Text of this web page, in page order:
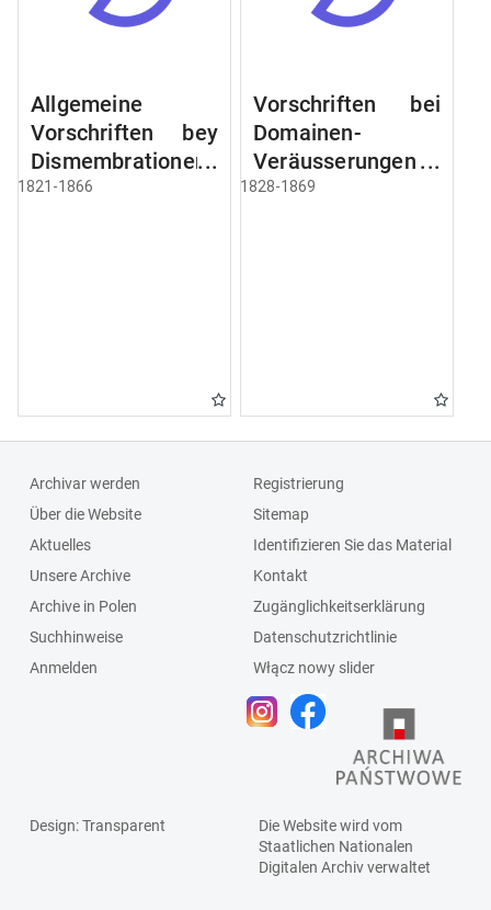
Allgemeine
Vorschriften bey
Dismembrationen
Domainen-
1821-1866
Vorschriften bei
Domainen-
Veräusserungen
und
1828-1869
Archivar werden
Über die Website
Aktuelles
Unsere Archive
Archive in Polen
Suchhinweise
Anmelden
Registrierung
Sitemap
Identifizieren Sie das Material
Kontakt
Zugänglichkeitserklärung
Datenschutzrichtlinie
Włącz nowy slider
Design: Transparent
Die Website wird vom
Staatlichen Nationalen
Digitalen Archivverwaltet